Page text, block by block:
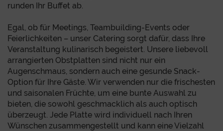
runden Ihr Buffet ab.
Egal, ob für Meetings, Teambuilding-Events oder
Feierlichkeiten – unser Catering sorgt dafür, dass Ihre
Veranstaltung kulinarisch begeistert. Unsere liebevoll
arrangierten Obstplatten sind nicht nur ein
Augenschmaus, sondern auch eine gesunde Snack-
Option für Ihre Gäste. Wir verwenden nur die frischesten
und saisonalen Früchte, um eine bunte Auswahl zu
bieten, die sowohl geschmacklich als auch optisch
überzeugt. Jede Platte wird individuell nach Ihren
Wünschen zusammengestellt und kann eine Vielzahl